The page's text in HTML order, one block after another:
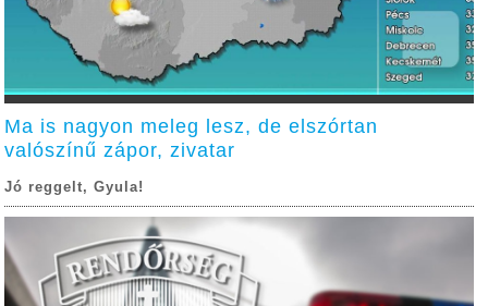
Ma is nagyon meleg lesz, de elszórtan
valószínű zápor, zivatar
Jó reggelt, Gyula!